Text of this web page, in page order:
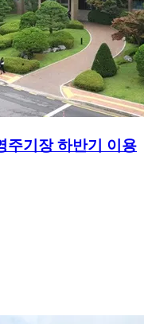
주기장 하반기 이용